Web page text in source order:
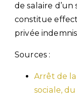
de salaire d’un
constitue
privée
Sources :
Arrêt de
sociale,